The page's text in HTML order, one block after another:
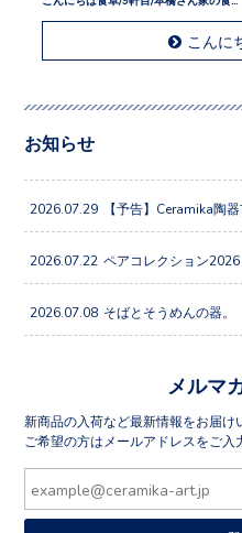
こんに
お知らせ
2026.07.29 【予告】Ceramika陶
2026.07.22 ペアコレクション2026
2026.07.08 そばとそうめんの器。
メルマ
新商品の入荷など最新情報をお届け
ご希望の方はメールアドレスをご入